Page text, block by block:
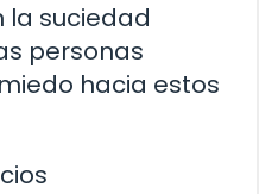
la suciedad
personas
hacia estos